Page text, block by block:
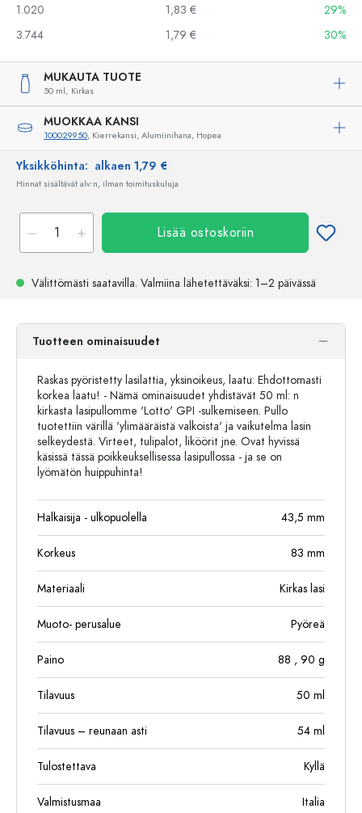
1.020
1,83 €
29%
3.744
1,79 € 30%
MUKAUTA TUOTE
50 ml, Kirkas
MUOKKAA KANSI
100029950, Kierrekansi, Alumiinihana, Hopea
Yksikköhinta: alkaen 1,79 €
Hinnat sisältävät alv:n, ilman toimituskuluja
Lisää ostoskoriin
Välittömästi saatavilla. Valmiina lähetettäväksi: 1–2 päivässä
Tuotteen ominaisuudet
Raskas pyöristetty lasilattia, yksinoikeus, laatu: Ehdottomasti
korkea laatu! - Nämä ominaisuudet yhdistävät 50 ml: n
kirkasta lasipullomme 'Lotto' GPI -sulkemiseen. Pullo
tuotettiin värillä 'ylimääräistä valkoista' ja vaikutelma lasin
selkeydestä. Virteet, tulipalot, liköörit jne. Ovat hyvissä
käsissä tässä poikkeuksellisessa lasipullossa - ja se on
lyömätön huippuhinta!
Halkaisija - ulkopuolella 43,5 mm
Korkeus 83 mm
Materiaali Kirkas lasi
Muoto- perusalue Pyöreä
Paino 88 , 90 g
Tilavuus 50 ml
Tilavuus – reunaan asti 54 ml
Tulostettava Kyllä
Valmistusmaa Italia